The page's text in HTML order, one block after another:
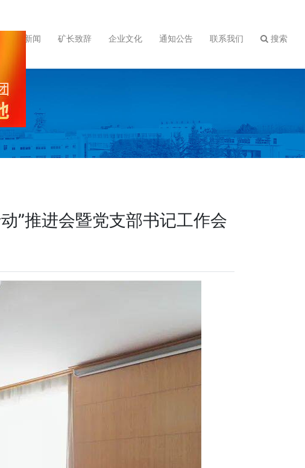
鹿洼新闻 矿长致辞 企业文化 通知公告 联系我们 搜索
”推进会暨党支部书记工作会